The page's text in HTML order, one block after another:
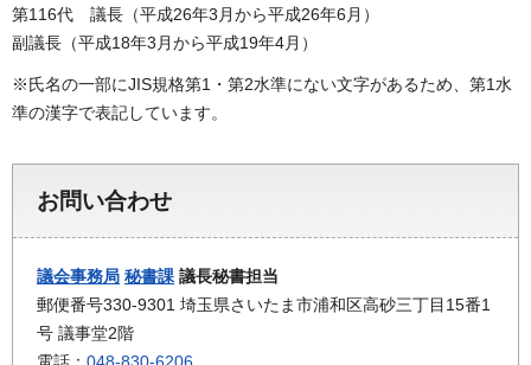
第116代 議長（平成26年3月から平成26年6月）
副議長（平成18年3月から平成19年4月）
※氏名の一部にJIS規格第1・第2水準にない文字があるため、第1水
準の漢字で表記しています。
お問い合わせ
議会事務局 秘書課 議長秘書担当
郵便番号330-9301 埼玉県さいたま市浦和区高砂三丁目15番1
号 議事堂2階